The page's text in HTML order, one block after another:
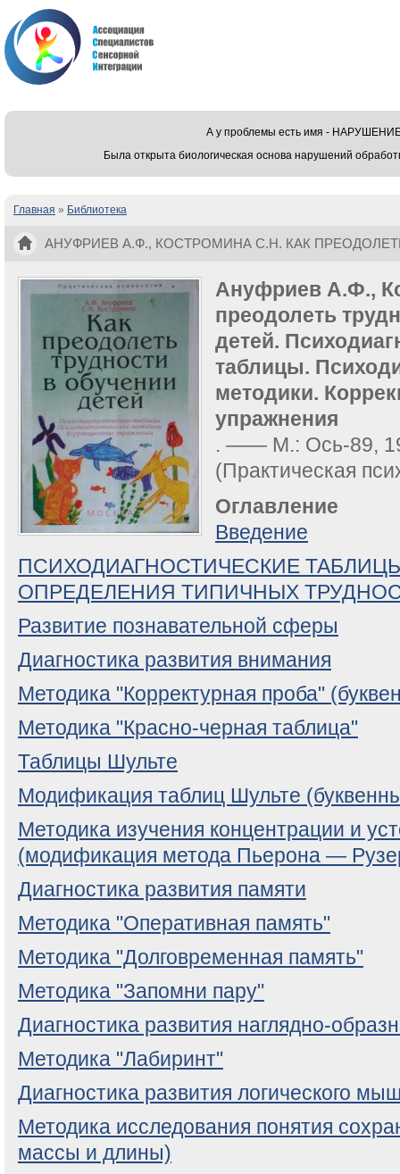
А у проблемы есть имя -
Была открыта биологическая основа нарушений
Вы здесь
Главная » Библиотека
АНУФРИЕВ А.Ф., КОСТРОМИНА С.Н. КАК
Ануфриев А.Ф.,
преодолеть
детей.
таблицы.
методики.
упражнения
. —— М.: Ось-89,
(Практическая
Оглавление
Введение
ПСИХОДИАГНОСТИЧЕСКИЕ
ОПРЕДЕЛЕНИЯ ТИПИЧНЫХ
Развитие познавательной сферы
Диагностика развития внимания
Методика "Корректурная проба"
Методика "Красно-черная таблица"
Таблицы Шульте
Модификация таблиц Шульте
Методика изучения концентрации и
(модификация метода Пьерона —
Диагностика развития памяти
Методика "Оперативная память"
Методика "Долговременная память"
Методика "Запомни пару"
Диагностика развития наглядно-
Методика "Лабиринт"
Диагностика развития логического
Методика исследования понятия
массы и длины)